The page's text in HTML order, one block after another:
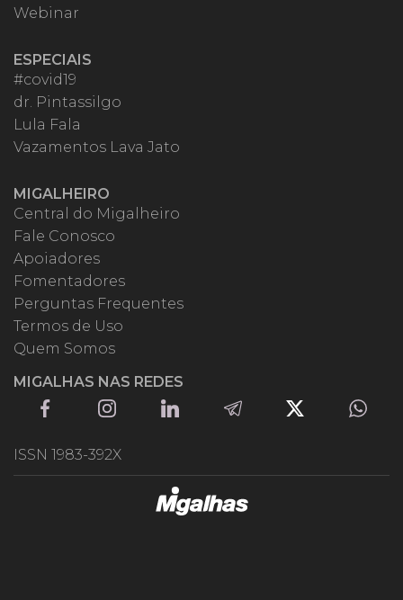
Webinar
ESPECIAIS
#covid19
dr. Pintassilgo
Lula Fala
Vazamentos Lava Jato
MIGALHEIRO
Central do Migalheiro
Fale Conosco
Apoiadores
Fomentadores
Perguntas Frequentes
Termos de Uso
Quem Somos
MIGALHAS NAS REDES
ISSN 1983-392X